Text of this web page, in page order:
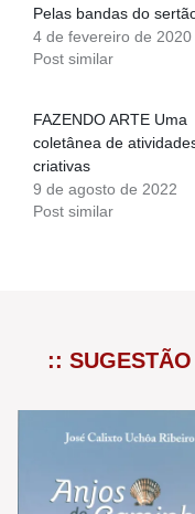
Pelas bandas do
4 de fevereiro de 2020
Post similar
FAZENDO ARTE Uma
coletânea de
criativas
9 de agosto de 2022
Post similar
::